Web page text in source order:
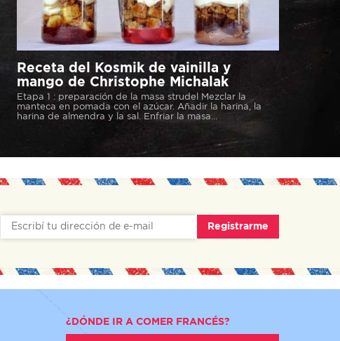
Receta del Kosmik de vainilla y
mango de Christophe Michalak
Etapa 1 : preparación de la masa strudel Mezclar la
manteca en pomada con el azúcar. Añadir la harina, la
harina de almendra y la sal. Enfriar la masa...
Registrarme
¿DÓNDE IR A COMER FRANCÉS?